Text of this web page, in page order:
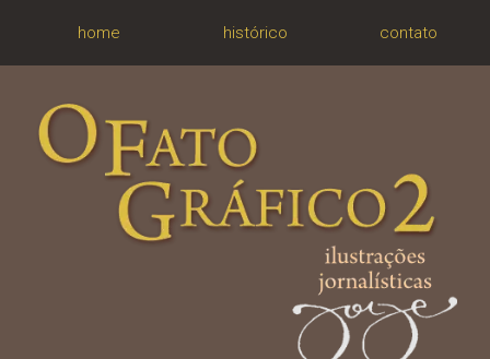
home histórico contato